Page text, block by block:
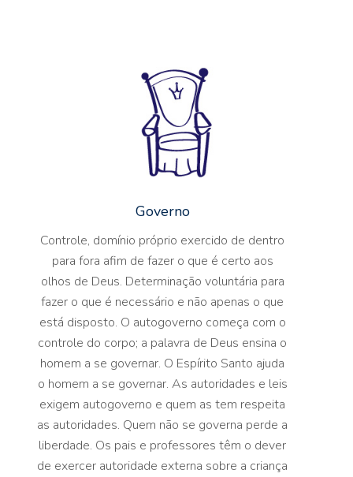
Governo
Controle, domínio próprio exercido de dentro
para fora afim de fazer o que é certo aos
olhos de Deus. Determinação voluntária para
fazer o que é necessário e não apenas o que
está disposto. O autogoverno começa com o
controle do corpo; a palavra de Deus ensina o
homem a se governar. O Espírito Santo ajuda
o homem a se governar. As autoridades e leis
exigem autogoverno e quem as tem respeita
as autoridades. Quem não se governa perde a
liberdade. Os pais e professores têm o dever
de exercer autoridade externa sobre a criança